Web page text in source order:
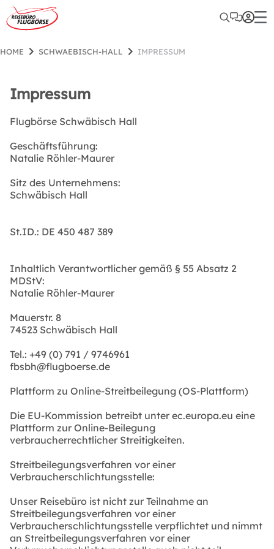
HOME SCHWAEBISCH-HALL IMPRESSUM
Impressum
Flugbörse Schwäbisch Hall
Geschäftsführung:
Natalie Röhler-Maurer
Sitz des Unternehmens:
Schwäbisch Hall
St.ID.: DE 450 487 389
Inhaltlich Verantwortlicher gemäß § 55 Absatz 2
MDStV:
Natalie Röhler-Maurer
Mauerstr. 8
74523 Schwäbisch Hall
Tel.: +49 (0) 791 / 9746961
fbsbh@flugboerse.de
Plattform zu Online-Streitbeilegung (OS-Plattform)
Die EU-Kommission betreibt unter ec.europa.eu eine
Plattform zur Online-Beilegung
verbraucherrechtlicher Streitigkeiten.
Streitbeilegungsverfahren vor einer
Verbraucherschlichtungsstelle:
Unser Reisebüro ist nicht zur Teilnahme an
Streitbeilegungsverfahren vor einer
Verbraucherschlichtungsstelle verpflichtet und nimmt
an Streitbeilegungsverfahren vor einer